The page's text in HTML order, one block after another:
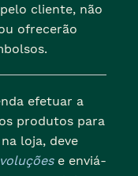
cliente, não
ofrecerão
efetuar a
produtos para
loja, deve
e enviá-